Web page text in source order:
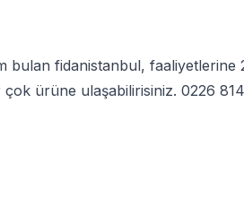
bulan fidanistanbul, faaliyetlerine
çok ürüne ulaşabilirisiniz. 0226